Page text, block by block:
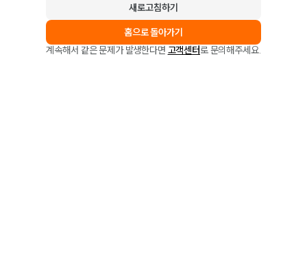
새로고침하기
홈으로 돌아가기
계속해서 같은 문제가 발생한다면 고객센터로 문의해주세요.